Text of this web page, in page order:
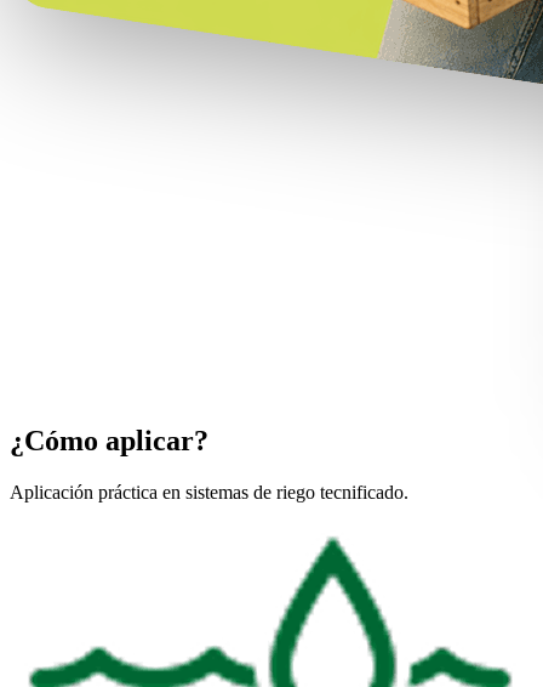
¿Cómo aplicar?
Aplicación práctica en sistemas de riego tecnificado.